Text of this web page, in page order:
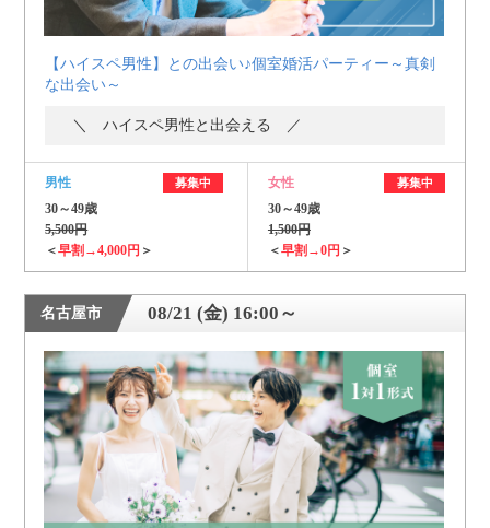
【ハイスペ男性】との出会い♪個室婚活パーティー～真剣
な出会い～
＼ ハイスペ男性と出会える ／
男性 募集中
30～49歳
5,500円
＜早割→4,000円 ＞
女性 募集中
30～49歳
1,500円
＜早割→0円 ＞
名古屋市 08/21 (金) 16:00～